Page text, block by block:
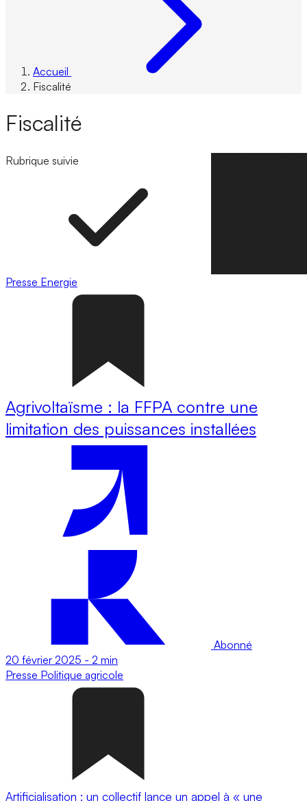
Accueil
Fiscalité
Fiscalité
Rubrique suivie
Presse Energie
Agrivoltaïsme : la FFPA contre une
limitation des puissances installées
Abonné
20 février 2025 - 2 min
Presse Politique agricole
Artificialisation : un collectif lance un appel à « une